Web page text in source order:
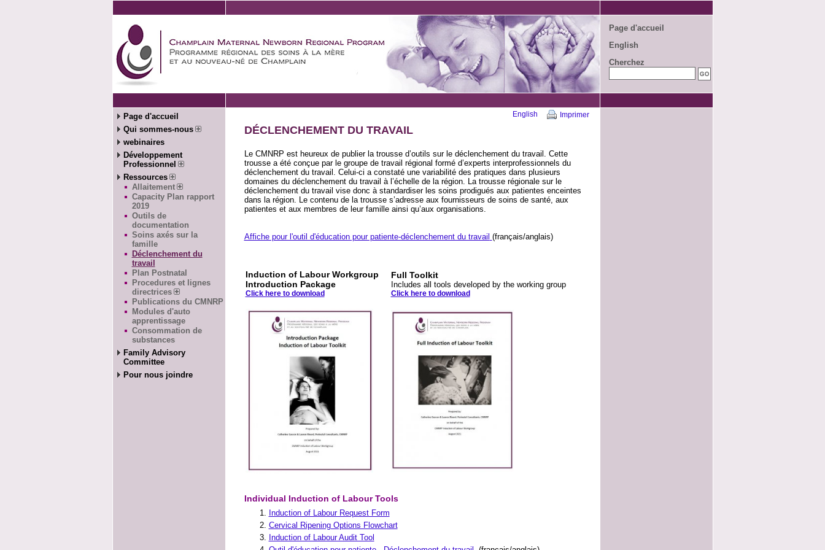
Page d'accueil
English
Cherchez
Page d'accueil
Qui sommes-nous
webinaires
Développement
Professionnel
Ressources
Allaitement
Capacity Plan rapport
2019
Outils de
documentation
Soins axés sur la
famille
Déclenchement du
travail
Plan Postnatal
Procedures et lignes
directrices
Publications du CMNRP
Modules d'auto
apprentissage
Consommation de
substances
Family Advisory
Committee
Pour nous joindre
English Imprimer
DÉCLENCHEMENT DU TRAVAIL
Le CMNRP est heureux de publier la trousse d’outils sur le déclenchement du travail. Cette
trousse a été conçue par le groupe de travail régional formé d’experts interprofessionnels du
déclenchement du travail. Celui-ci a constaté une variabilité des pratiques dans plusieurs
domaines du déclenchement du travail à l’échelle de la région. La trousse régionale sur le
déclenchement du travail vise donc à standardiser les soins prodigués aux patientes enceintes
dans la région. Le contenu de la trousse s’adresse aux fournisseurs de soins de santé, aux
patientes et aux membres de leur famille ainsi qu’aux organisations.
Affiche pour l'outil d'éducation pour patiente-déclenchement du travail (français/anglais)
Induction of Labour Workgroup
Introduction Package
Click here to download
Full Toolkit
Includes all tools developed by the working group
Click here to download
Individual Induction of Labour Tools
Induction of Labour Request Form
Cervical Ripening Options Flowchart
Induction of Labour Audit Tool